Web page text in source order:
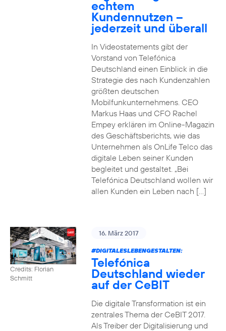
echtem
Kundennutzen –
jederzeit und überall
In Videostatements gibt der
Vorstand von Telefónica
Deutschland einen Einblick in die
Strategie des nach Kundenzahlen
größten deutschen
Mobilfunkunternehmens. CEO
Markus Haas und CFO Rachel
Empey erklären im Online-Magazin
des Geschäftsberichts, wie das
Unternehmen als OnLife Telco das
digitale Leben seiner Kunden
begleitet und gestaltet. „Bei
Telefónica Deutschland wollen wir
allen Kunden ein Leben nach […]
Credits: Florian
Schmitt
16. März 2017
#DIGITALESLEBENGESTALTEN:
Telefónica
Deutschland wieder
auf der CeBIT
Die digitale Transformation ist ein
zentrales Thema der CeBIT 2017.
Als Treiber der Digitalisierung und